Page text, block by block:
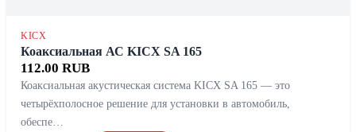
KICX
Коаксиальная АС KICX SA 165
112.00 RUB
Коаксиальная акустическая система KICX SA 165 — это
четырёхполосное решение для установки в автомобиль,
обеспе…